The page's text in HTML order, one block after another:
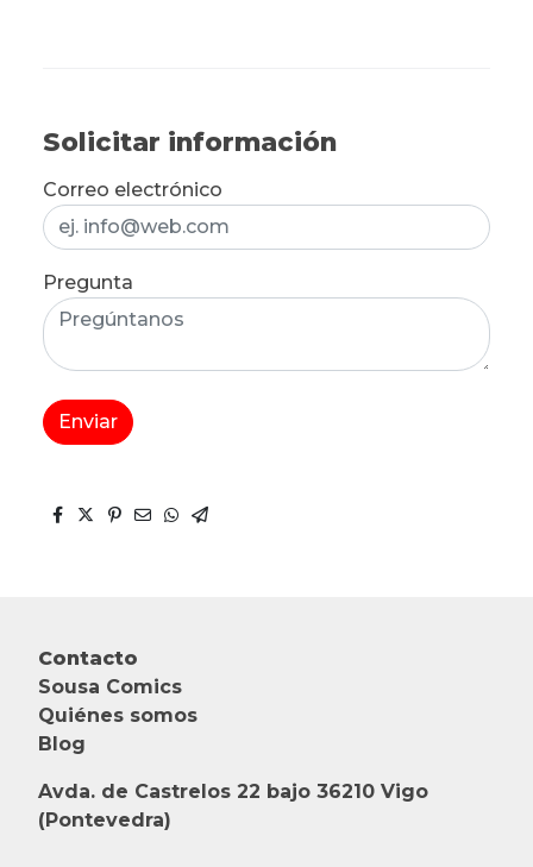
Solicitar información
Correo electrónico
Pregunta
Enviar
Contacto
Sousa Comics
Quiénes somos
Blog
Avda. de Castrelos 22 bajo 36210 Vigo
(Pontevedra)